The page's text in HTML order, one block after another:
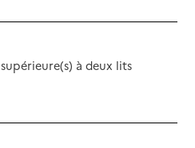
à deux lits